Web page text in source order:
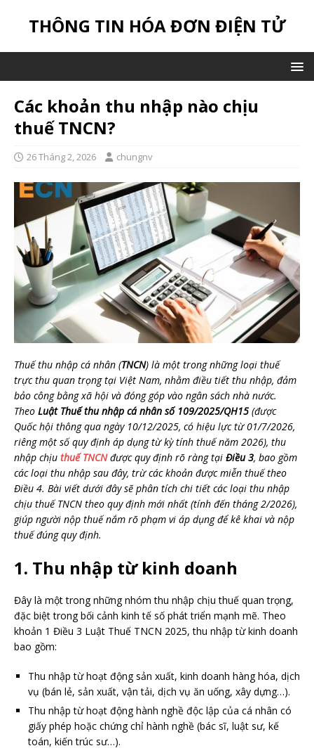
THÔNG TIN HÓA ĐƠN ĐIỆN TỬ
Các khoản thu nhập nào chịu
thuế TNCN?
26 Tháng 2, 2026 chungnv
Thuế thu nhập cá nhân (TNCN) là một trong những loại thuế
trực thu quan trọng tại Việt Nam, nhằm điều tiết thu nhập, đảm
bảo công bằng xã hội và đóng góp vào ngân sách nhà nước.
Theo Luật Thuế thu nhập cá nhân số 109/2025/QH15 (được
Quốc hội thông qua ngày 10/12/2025, có hiệu lực từ 01/7/2026,
riêng một số quy định áp dụng từ kỳ tính thuế năm 2026), thu
nhập chịu thuế TNCNđược quy định rõ ràng tại Điều 3, bao gồm
các loại thu nhập sau đây, trừ các khoản được miễn thuế theo
Điều 4. Bài viết dưới đây sẽ phân tích chi tiết các loại thu nhập
chịu thuế TNCN theo quy định mới nhất (tính đến tháng 2/2026),
giúp người nộp thuế nắm rõ phạm vi áp dụng để kê khai và nộp
thuế đúng quy định.
1. Thu nhập từ kinh doanh
Đây là một trong những nhóm thu nhập chịu thuế quan trọng,
đặc biệt trong bối cảnh kinh tế số phát triển mạnh mẽ. Theo
khoản 1 Điều 3 Luật Thuế TNCN 2025, thu nhập từ kinh doanh
bao gồm:
Thu nhập từ hoạt động sản xuất, kinh doanh hàng hóa, dịch
vụ (bán lẻ, sản xuất, vận tải, dịch vụ ăn uống, xây dựng…).
Thu nhập từ hoạt động hành nghề độc lập của cá nhân có
giấy phép hoặc chứng chỉ hành nghề (bác sĩ, luật sư, kế
toán, kiến trúc sư…).